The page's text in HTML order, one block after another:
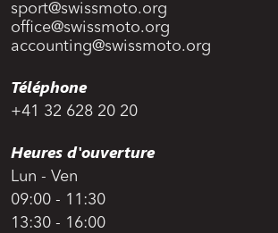
sport@swissmoto.org
office@swissmoto.org
accounting@swissmoto.org
Téléphone
+41 32 628 20 20
Heures d'ouverture
Lun - Ven
09:00 - 11:30
13:30 - 16:00